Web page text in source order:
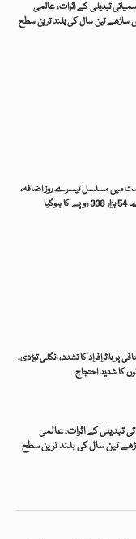
تبدیلی کے اثرات، عالمی
تین سال کی بلند ترین سطح
تبدیلی کے اثرات، عالمی
ساڑھے تین سال کی بلند ترین سطح
میں مسلسل تیسرے روز اضافہ،
پر بااثرافراد کا تشدد، انگلی توڑدی،
کا شدید احتجاج